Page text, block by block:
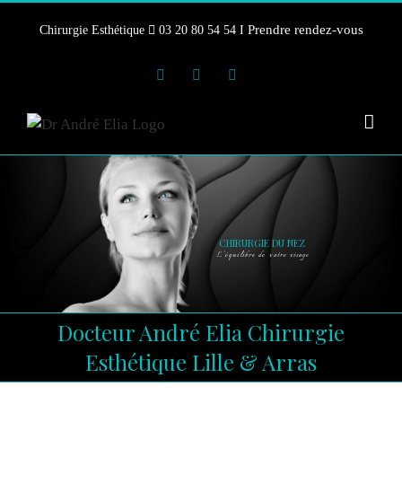
Chirurgie Esthétique 03 20 80 54 54 I Prendre rendez-vous
InstagramFacebook
CHIRURGIE DU NEZ
L’équilibre de votre visage
Docteur André Elia Chirurgie
Esthétique Lille & Arras